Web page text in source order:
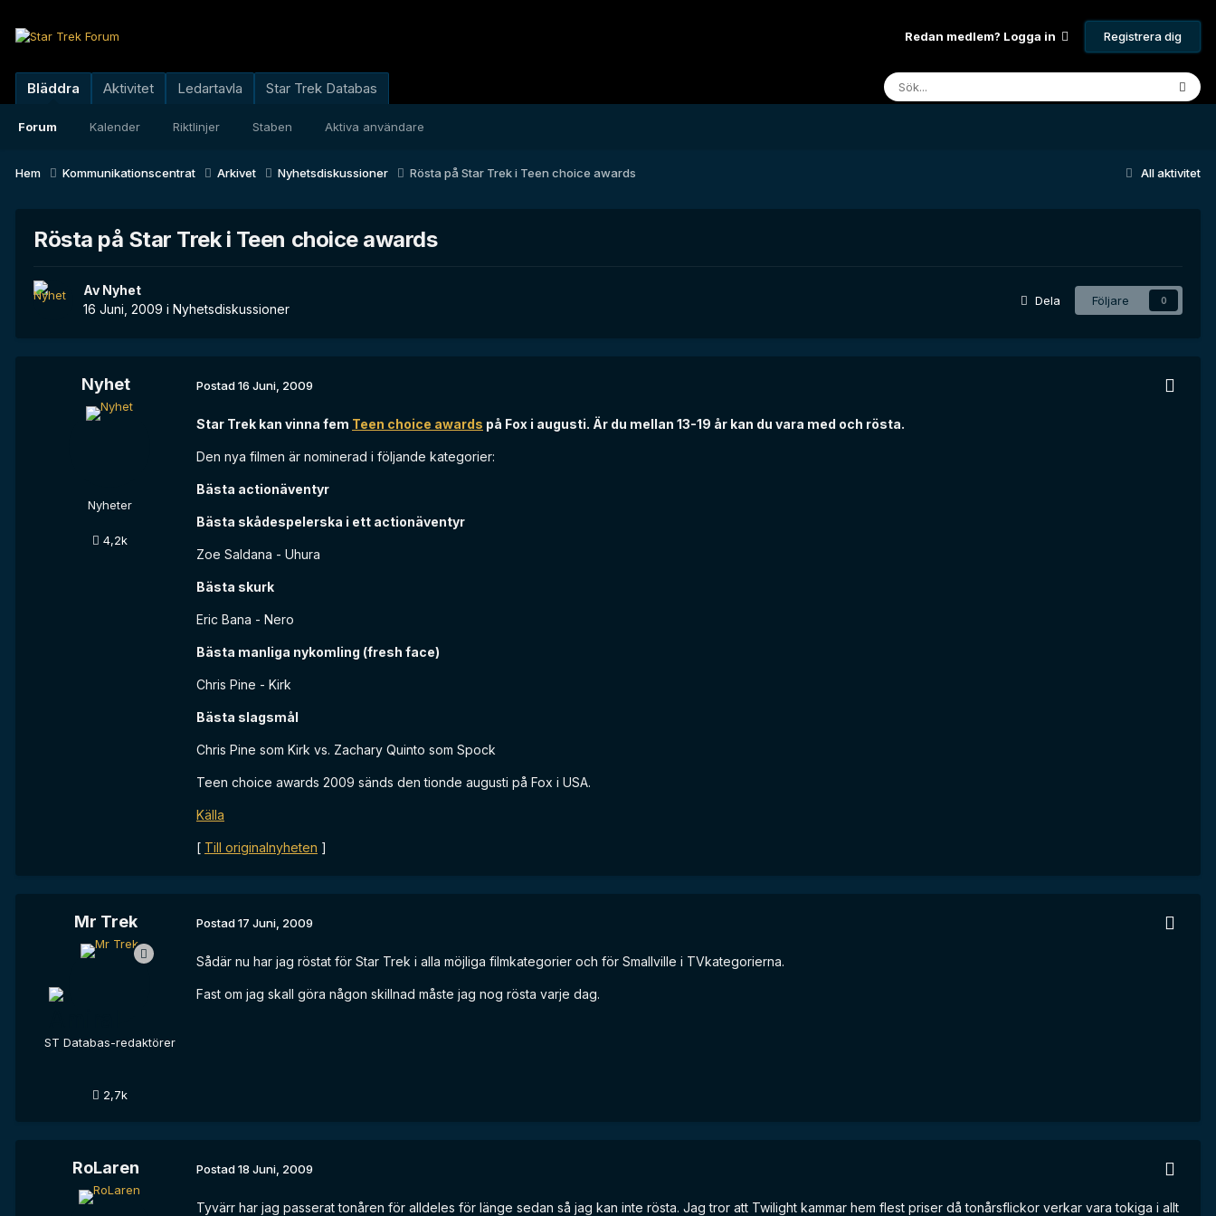
Redan medlem? Logga in Registrera dig
Bläddra
Forum Kalender Riktlinjer Staben Aktiva användare
Aktivitet Ledartavla Star Trek Databas
All aktivitet
Hem Kommunikationscentrat Arkivet Nyhetsdiskussioner Rösta på Star Trek i Teen choice awards
Rösta på Star Trek i Teen choice awards
Av Nyhet
16 Juni, 2009 i Nyhetsdiskussioner
Dela Följare 0
Nyhet
Nyheter
4,2k
Postad16 Juni, 2009
Star Trek kan vinna fem Teen choice awards på Fox i augusti. Är du mellan 13-19 år kan du vara med och rösta.
Den nya filmen är nominerad i följande kategorier:
Bästa actionäventyr
Bästa skådespelerska i ett actionäventyr
Zoe Saldana - Uhura
Bästa skurk
Eric Bana - Nero
Bästa manliga nykomling (fresh face)
Chris Pine - Kirk
Bästa slagsmål
Chris Pine som Kirk vs. Zachary Quinto som Spock
Teen choice awards 2009 sänds den tionde augusti på Fox i USA.
Källa
[ Till originalnyheten ]
Mr Trek
ST Databas-redaktörer
2,7k
Postad17 Juni, 2009
Sådär nu har jag röstat för Star Trek i alla möjliga filmkategorier och för Smallville i TVkategorierna.
Fast om jag skall göra någon skillnad måste jag nog rösta varje dag.
RoLaren Postad18 Juni, 2009
Tyvärr har jag passerat tonåren för alldeles för länge sedan så jag kan inte rösta. Jag tror att Twilight kammar hem flest priser då tonårsflickor verkar vara tokiga i allt